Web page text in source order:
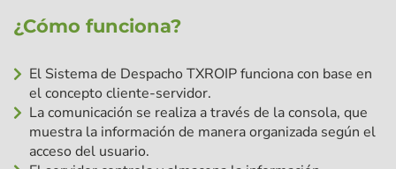
¿Cómo funciona?
El Sistema de Despacho TXROIP funciona con base en
el concepto cliente-servidor.
La comunicación se realiza a través de la consola, que
muestra la información de manera organizada según el
acceso del usuario.